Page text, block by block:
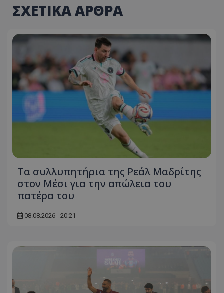
ΣΧΕΤΙΚΑ ΑΡΘΡΑ
Τα συλλυπητήρια της Ρεάλ Μαδρίτης
στον Μέσι για την απώλεια του
πατέρα του
08.08.2026 - 20:21